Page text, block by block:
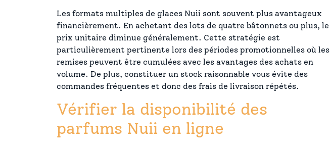
Les formats multiples de glaces Nuii sont souvent plus avantageux
financièrement. En achetant des lots de quatre bâtonnets ou plus, le
prix unitaire diminue généralement. Cette stratégie est
particulièrement pertinente lors des périodes promotionnelles où les
remises peuvent être cumulées avec les avantages des achats en
volume. De plus, constituer un stock raisonnable vous évite des
commandes fréquentes et donc des frais de livraison répétés.
Vérifier la disponibilité des
parfums Nuii en ligne